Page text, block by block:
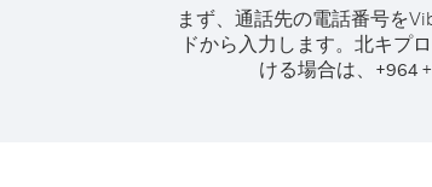
まず、通話先の電話番号を
ドから入力します。 北キプ
ける場合は、
+964+